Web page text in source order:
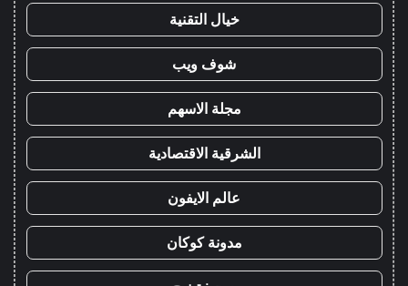
خيال التقنية
شوف ويب
مجلة الاسهم
الشرقية الاقتصادية
عالم الايفون
مدونة كوكان